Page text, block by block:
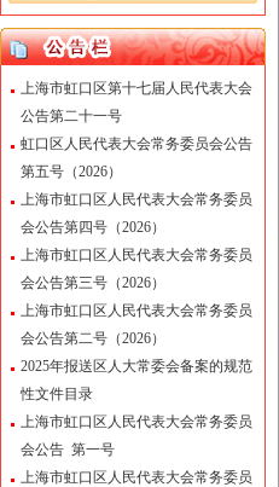
上海市虹口区第十七届人民代表大会
公告第二十一号
虹口区人民代表大会常务委员会公告
第五号（2026）
上海市虹口区人民代表大会常务委员
会公告第四号（2026）
上海市虹口区人民代表大会常务委员
会公告第三号（2026）
上海市虹口区人民代表大会常务委员
会公告第二号（2026）
2025年报送区人大常委会备案的规范
性文件目录
上海市虹口区人民代表大会常务委员
会公告 第一号
上海市虹口区人民代表大会常务委员